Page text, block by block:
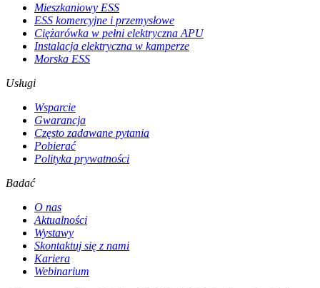
Mieszkaniowy ESS
ESS komercyjne i przemysłowe
Ciężarówka w pełni elektryczna APU
Instalacja elektryczna w kamperze
Morska ESS
Usługi
Wsparcie
Gwarancja
Często zadawane pytania
Pobierać
Polityka prywatności
Badać
O nas
Aktualności
Wystawy
Skontaktuj się z nami
Kariera
Webinarium